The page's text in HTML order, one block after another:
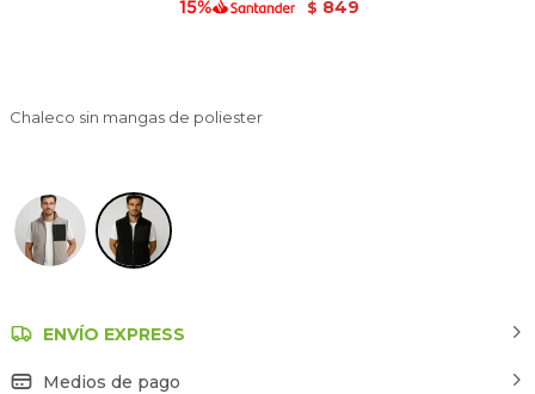
$ 849
Chaleco sin mangas de poliester
ENVÍO EXPRESS
Medios de pago